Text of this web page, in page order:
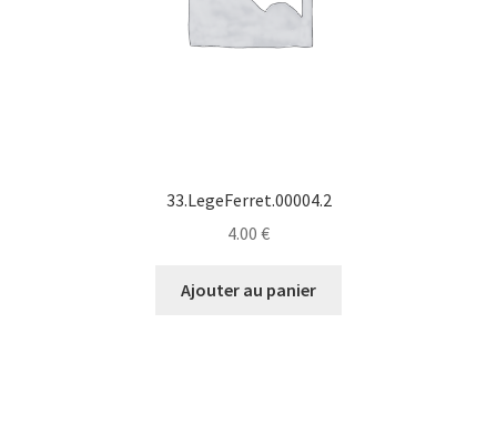
33.LegeFerret.00004.2
4.00 €
Ajouter au panier